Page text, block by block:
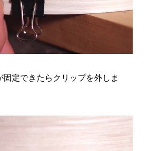
定できたらクリップを外しま